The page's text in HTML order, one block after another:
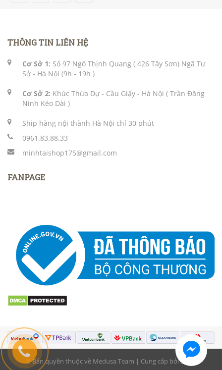
THÔNG TIN LIÊN HỆ
Cơ Sở 1: Số 97 Ngõ Thịnh Quang ( 426 Tây Sơn) Ngã Tư
Sở - Hà Nội (9h - 19h )
Cơ Sở 2: Khúc Thừa Dự - Cầu Giấy - Hà Nội ( Trần Đăng
Ninh Kéo Dài )
Ship hàng nội thành Hà Nội chỉ 30 phút
0961.83.88.33
minhtaishop175@gmail.com
FANPAGE
© Bản quyền thuộc về Medusa Team | Cung cấp bởi Sapo.